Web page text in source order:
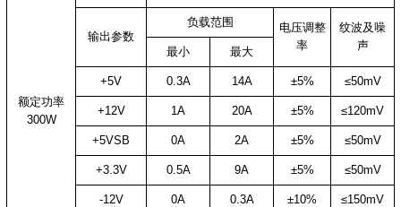
额定功率
300W
输出参数
负载范围
电压调整
率
纹波及噪
声
最小 最大
+5V 0.3A 14A ±5% ≤50mV
+12V 1A 20A ±5% ≤120mV
+5VSB 0A 2A ±5% ≤50mV
+3.3V 0.5A 9A ±5% ≤50mV
-12V 0A 0.3A ±10% ≤150mV